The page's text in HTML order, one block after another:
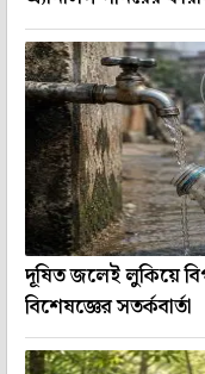
দূষিত জলেই লুকিয়ে
বিশেষজ্ঞের সতর্কবার্তা